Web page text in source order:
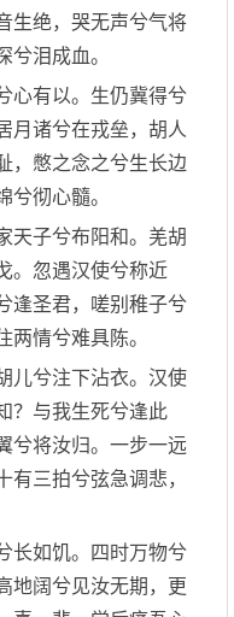
生绝，哭无声兮气将
兮泪成血。
有以。生仍冀得兮
月诸兮在戎垒，胡人
，憋之念之兮生长边
兮彻心髓。
子兮布阳和。羌胡
。忽遇汉使兮称近
逢圣君，嗟别稚子兮
两情兮难具陈。
兮注下沾衣。汉使
？与我生死兮逢此
兮将汝归。一步一远
有三拍兮弦急调悲，
如饥。四时万物兮
地阔兮见汝无期，更